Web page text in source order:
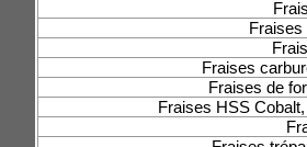
Fraises
Fraises
Fraises de
Fraises HSS